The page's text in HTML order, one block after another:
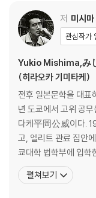
16장 여행의 전후 사정
17장 마음 가는 대로
18장 보고 말았다
19장 나의 파트너
20장 아내의 재앙은 남편
21장 늙은 추타
22장 유혹자
23장 무르익는 나날
24장 대화
25장 변화
27장 간주곡
저 미시
관심작가
Yukio Mishima,み
(히라오카 기미타케)
전후 일본문학을 대표
년 도쿄에서 고위 공
다케平岡公威이다. 1944년 가쿠슈인 고등학교를 수석으로 졸업하
고, 엘리트 관료 집안
쿄대학 법학부에 입학
표하면서 ‘미시마 유
슈인 고등부를 수석으
펼쳐보기